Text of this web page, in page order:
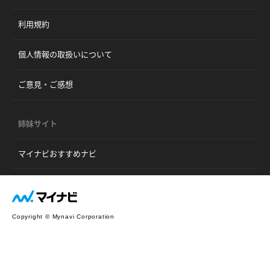
利用規約
個人情報の取扱いについて
ご意見・ご感想
姉妹サイト
マイナビおすすめナビ
Copyright © Mynavi Corporation